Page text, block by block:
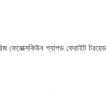
ফেরোক্সকিউব গ্যাপড ফেরাইট টরয়েড